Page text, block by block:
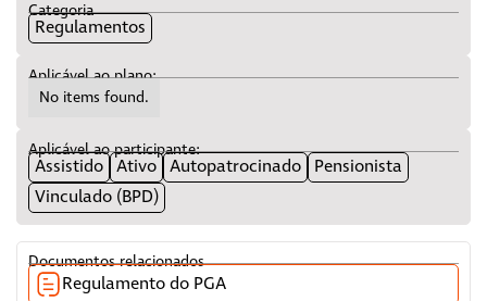
Categoria
Regulamentos
Aplicável ao plano:
No items found.
Aplicável ao participante:
Assistido Ativo Autopatrocinado
Pensionista
Vinculado (BPD)
Documentos relacionados
Regulamento do PGA